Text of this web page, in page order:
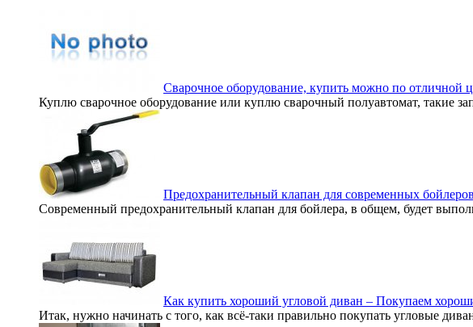
Сварочное оборудование, купить можно по отличной
Куплю сварочное оборудование или куплю сварочный полуавтомат, такие
Предохранительный клапан для современных бойлеров
Современный предохранительный клапан для бойлера, в общем, будет
Как купить хороший угловой диван – Покупаем
Итак, нужно начинать с того, как всё-таки правильно покупать угловые